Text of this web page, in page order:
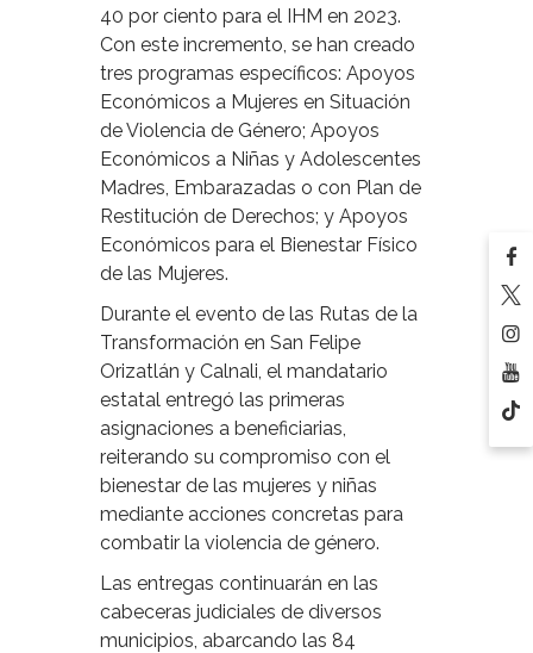
40 por ciento para el IHM en 2023.
Con este incremento, se han creado
tres programas específicos: Apoyos
Económicos a Mujeres en Situación
de Violencia de Género; Apoyos
Económicos a Niñas y Adolescentes
Madres, Embarazadas o con Plan de
Restitución de Derechos; y Apoyos
Económicos para el Bienestar Físico
de las Mujeres.
Durante el evento de las Rutas de la
Transformación en San Felipe
Orizatlán y Calnali, el mandatario
estatal entregó las primeras
asignaciones a beneficiarias,
reiterando su compromiso con el
bienestar de las mujeres y niñas
mediante acciones concretas para
combatir la violencia de género.
Las entregas continuarán en las
cabeceras judiciales de diversos
municipios, abarcando las 84